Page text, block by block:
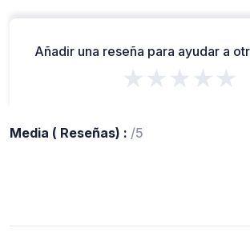
Añadir una reseña para ayudar a
★★★★★
Media ( Reseñas) : /5